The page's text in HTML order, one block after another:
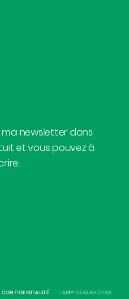
ma newsletter dans
et vous pouvez à
CONFIDENTIALITÉ LARRYGERARD.COM